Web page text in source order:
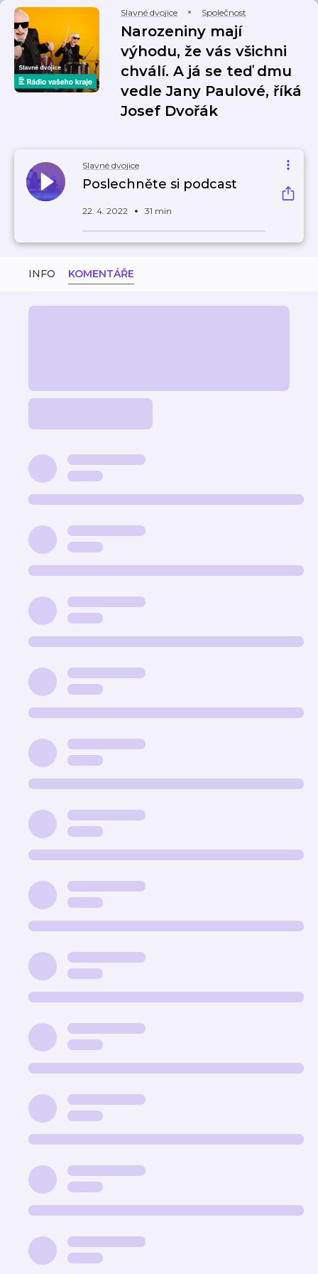
Slavné dvojice Společnost
Narozeniny mají
výhodu, že vás všichni
chválí. A já se teď dmu
vedle Jany Paulové, říká
Josef Dvořák
Slavné dvojice
Poslechněte si podcast
22. 4. 2022 31 min
INFO KOMENTÁŘE